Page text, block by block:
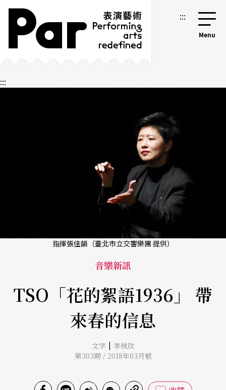
跳到主要內容區塊
網站導覽 :::
:::
指揮張佳韻（臺北市立交響樂團 提供）
音樂新訊
TSO「花的絮語1936」 帶
來春的信息
文字 | 李秋玫
第303期 / 2018年03月號